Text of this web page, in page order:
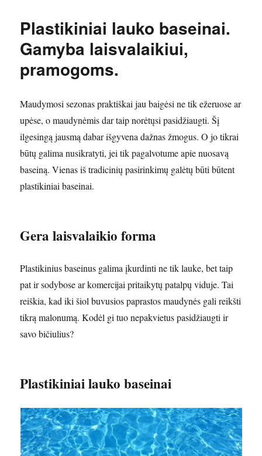
Plastikiniai lauko baseinai.
Gamyba laisvalaikiui,
pramogoms.
Maudymosi sezonas praktiškai jau baigėsi ne tik ežeruose ar
upėse, o maudynėmis dar taip norėtųsi pasidžiaugti. Šį
ilgesingą jausmą dabar išgyvena dažnas žmogus. O jo tikrai
būtų galima nusikratyti, jei tik pagalvotume apie nuosavą
baseiną. Vienas iš tradicinių pasirinkimų galėtų būti būtent
plastikiniai baseinai.
Gera laisvalaikio forma
Plastikinius baseinus galima įkurdinti ne tik lauke, bet taip
pat ir sodybose ar komercijai pritaikytų patalpų viduje. Tai
reiškia, kad iki šiol buvusios paprastos maudynės gali reikšti
tikrą malonumą. Kodėl gi tuo nepakvietus pasidžiaugti ir
savo bičiulius?
Plastikiniai lauko baseinai